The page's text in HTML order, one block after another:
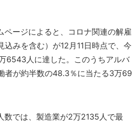
ージによると、コロナ関連の解雇
込みを含む）が12月11日時点で、今
6543人に達した。このうちアルバ
者が約半数の48.3％に当たる3万69
では、製造業が2万2135人で最